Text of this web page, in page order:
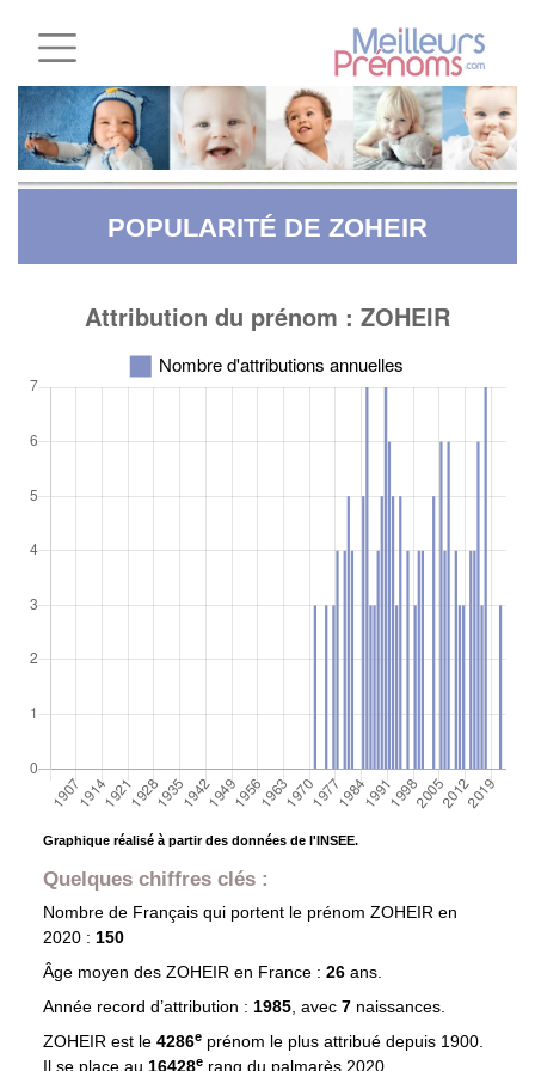
POPULARITÉ DE ZOHEIR
Graphique réalisé à partir des données de l'INSEE.
Quelques chiffres clés :
Nombre de Français qui portent le prénom ZOHEIR en
2020 : 150
Âge moyen des ZOHEIRen France : 26 ans.
Année record d’attribution : 1985, avec 7 naissances.
ZOHEIR est le 4286eprénom le plus attribué depuis 1900.
Il se place au 16428e rang du palmarès 2020.